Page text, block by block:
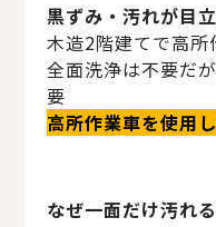
黒ずみ・汚れが目
木造2階建てで高所
全面洗浄は不要だ
要
高所作業車を使用
なぜ一面だけ汚れ